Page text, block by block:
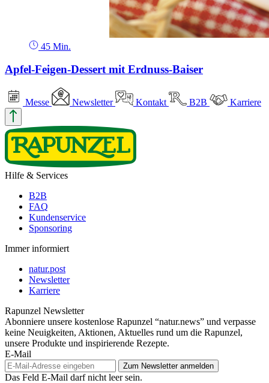
45 Min.
Apfel-Feigen-Dessert mit Erdnuss-Baiser
Messe Newsletter Kontakt B2B Karriere
Hilfe & Services
B2B
FAQ
Kundenservice
Sponsoring
Immer informiert
natur.post
Newsletter
Karriere
Rapunzel Newsletter
Abonniere unsere kostenlose Rapunzel “natur.news” und verpasse
keine Neuigkeiten, Aktionen, Aktuelles rund um die Rapunzel,
unsere Produkte und inspirierende Rezepte.
E-Mail
Das Feld E-Mail darf nicht leer sein.